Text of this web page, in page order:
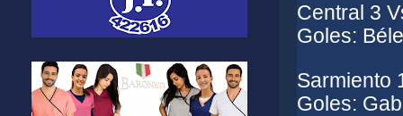
Central 3
Goles:
Sarmiento
Goles: